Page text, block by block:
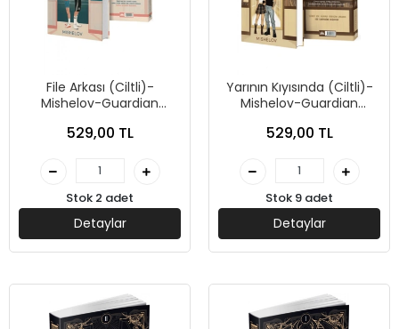
File Arkası (Ciltli)-
Mishelov-Guardian
529,00 TL
Stok 2 adet
Detaylar
Yarının Kıyısında (Ciltli)-
Mishelov-Guardian
529,00 TL
Stok 9 adet
Detaylar